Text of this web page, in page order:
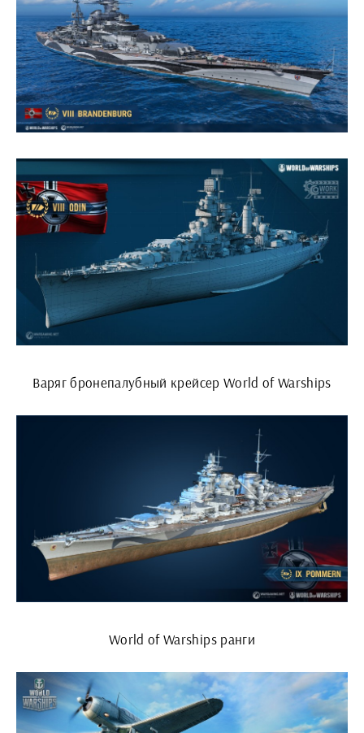
Варяг бронепалубный крейсер World of Warships
World of Warships ранги